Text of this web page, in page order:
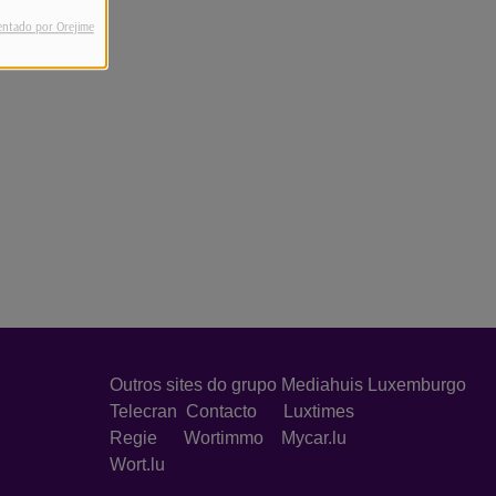
por Orejime
Outros sites do grupo Mediahuis Luxemburgo
Telecran Contacto
Luxtimes
Regie Wortimmo
Mycar.lu
Wort.lu